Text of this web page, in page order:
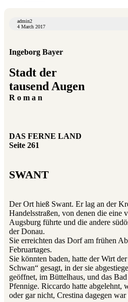
admin2
4 March 2017
Ingeborg Bayer
Stadt der
tausend Augen
R o m a n
DAS FERNE LAND
Seite 261
SWANT
Der Ort hieß Swant. Er lag an der
Handelsstraßen, von denen die eine
Augsburg führte und die andere
der Donau.
Sie erreichten das Dorf am frühen
Februartages.
Sie könnten baden, hatte der Wirt
Schwan“ gesagt, in der sie
geöffnet, im Büttelhaus, und das
Pfennige. Riccardo hatte abgelehnt,
oder gar nicht, Crestina dagegen